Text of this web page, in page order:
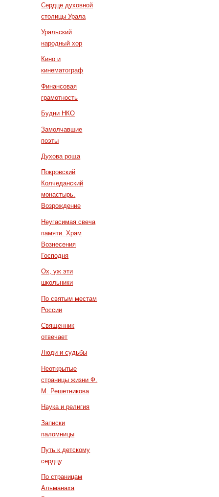
Сердце духовной
столицы Урала
Уральский
народный хор
Кино и
кинематограф
Финансовая
грамотность
Будни НКО
Замолчавшие
поэты
Духова роща
Покровский
Колчеданский
монастырь.
Возрождение
Неугасимая свеча
памяти. Храм
Вознесения
Господня
Ох, уж эти
школьники
По святым местам
России
Священник
отвечает
Люди и судьбы
Неоткрытые
страницы жизни Ф.
М. Решетникова
Наука и религия
Записки
паломницы
Путь к детскому
сердцу
По страницам
Альманаха